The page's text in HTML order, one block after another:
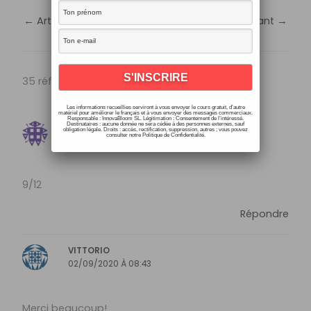
← Article précédent Article suivant →
35 réflexions sur “Grand Quiz de français nº4”
NAAIMA
12/10/2020 À 19:20
9/12
Répondre
VITTORIO
02/09/2020 À 08:43
Les informations recueillies serviront à vous envoyer le cours gratuit, d’autre
matériel pour améliorer le français et à vous envoyer des messages commerciaux.
Responsable : InnovaBloom SL. Légitimation : Consentement de l’intéressé.
Destinataires : aucune donnée ne sera cédée à des personnes externes, sauf
obligation légale. Droits : accès, rectification, suppression, autres ; vous pouvez
consulter notre Politique de Confidentialité.